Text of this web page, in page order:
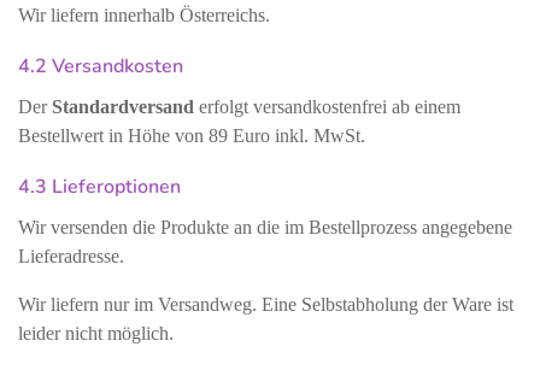
Wir liefern innerhalb Österreichs.
4.2 Versandkosten
Der Standardversand erfolgt versandkostenfrei ab einem
Bestellwert in Höhe von 89 Euro inkl. MwSt.
4.3 Lieferoptionen
Wir versenden die Produkte an die im Bestellprozess angegebene
Lieferadresse.
Wir liefern nur im Versandweg. Eine Selbstabholung der Ware ist
leider nicht möglich.